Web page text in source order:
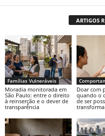
ARTIGOS
Famílias Vulneráveis
Moradia monitorada em
São Paulo: entre o direito
à reinserção e o dever de
transparência
Doar com
quando o
de ser